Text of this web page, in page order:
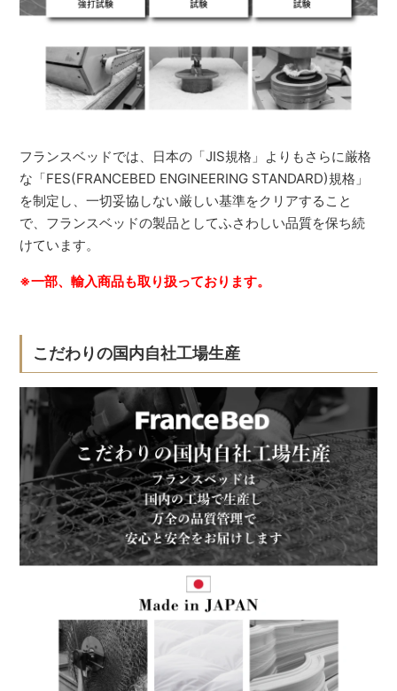
フランスベッドでは、日本の「JIS規格」よりもさらに厳格
な「FES(FRANCEBED ENGINEERING STANDARD)規格」
を制定し、一切妥協しない厳しい基準をクリアすること
で、フランスベッドの製品としてふさわしい品質を保ち続
けています。
※一部、輸入商品も取り扱っております。
こだわりの国内自社工場生産